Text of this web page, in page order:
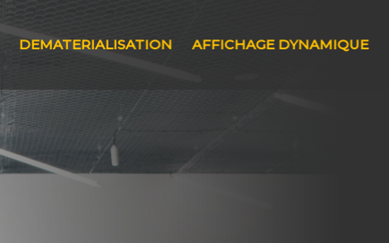
DEMATERIALISATION AFFICHAGE DYNAMIQUE